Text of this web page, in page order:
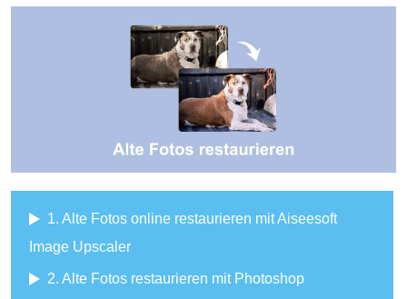
1. Alte Fotos online restaurieren mit Aiseesoft
Image Upscaler
2. Alte Fotos restaurieren mit Photoshop